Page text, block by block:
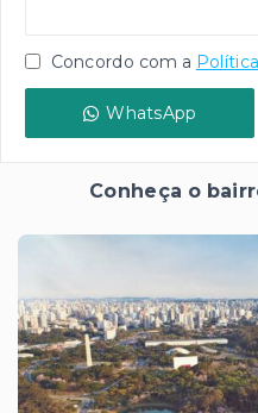
Concordo com a
WhatsApp
Conheça o